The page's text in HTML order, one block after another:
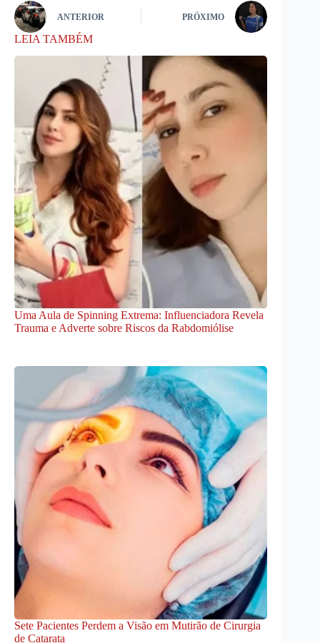
ANTERIOR PRÓXIMO
LEIA TAMBÉM
Uma Aula de Spinning Extrema: Influenciadora Revela
Trauma e Adverte sobre Riscos da Rabdomiólise
Sete Pacientes Perdem a Visão em Mutirão de Cirurgia
de Catarata